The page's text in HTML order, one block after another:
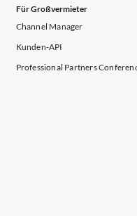
Für Großvermieter
Channel Manager
Kunden-API
Professional Partners